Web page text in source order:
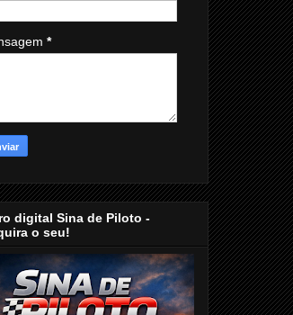
*
digital Sina de Piloto -
o seu!